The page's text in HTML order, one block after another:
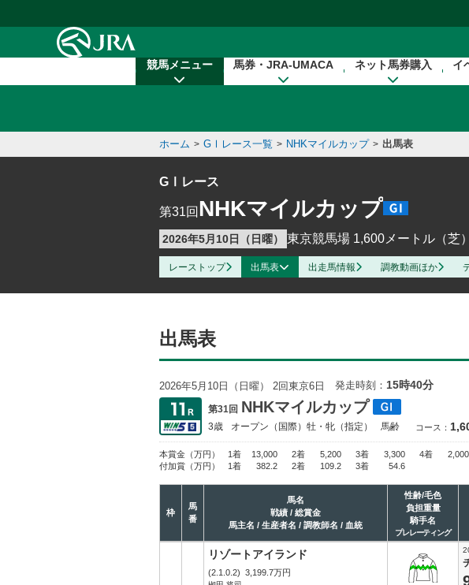
競馬メニュー 馬券・JRA-UMACA ネット馬券購入 イ
ホーム > GⅠレース一覧 > NHKマイルカップ > 出馬表
GⅠレース
第31回 NHKマイルカップ
2026年5月10日（日曜） 東京競馬場 1,600メートル（芝
レーストップ 出馬表 出走馬情報 調教動画ほか
出馬表
2026年5月10日（日曜） 2回東京6日 発走時刻： 15時40分
第31回 NHKマイルカップ
3歳 オープン （国際）牡・牝（指定） 馬齢 コース：
本賞金 （万円） 1着 13,000 2着 5,200 3着 3,300 4着 2,000
付加賞 （万円） 1着 382.2 2着 109.2 3着 54.6
枠
馬
番
馬名
戦績 / 総賞金
馬主名 / 生産者名 / 調教師名 / 血統
性齢/毛色
負担重量
騎手名
プレレーティング
リゾートアイランド
(2.1.0.2) 3,199.7万円